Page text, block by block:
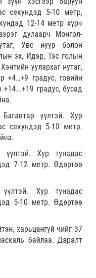
секундэд 5-10 метр,
12-14 метр хүрч
дулаарч Монгол-
Увс нуур болон
эх, Идэр, Тэс голын
уулархаг нутаг,
+4…+9 градус, говийн
градус, бусад
Багавтар үүлтэй. Хур
секундэд 5-10 метр.
үүлтэй. Хур тунадас
7-12 метр. Өдөртөө
Хур тунадас
5-10 метр. Өдөртөө
харьцангуй чийг 37
байлаа. Даралт